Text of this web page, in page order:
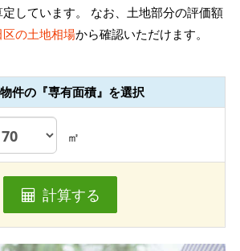
しています。 なお、土地部分の評価額
区の土地相場から確認いただけます。
件の『専有面積』を選択
㎡
計算する